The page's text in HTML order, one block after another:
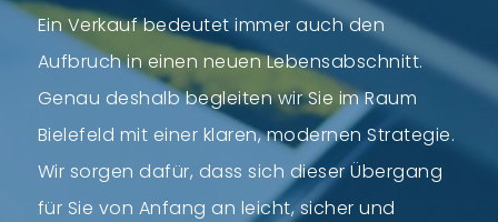
Ein Verkauf bedeutet immer auch den
Aufbruch in einen neuen Lebensabschnitt.
Genau deshalb begleiten wir Sie im Raum
Bielefeld mit einer klaren, modernen Strategie.
Wir sorgen dafür, dass sich dieser Übergang
für Sie von Anfang an leicht, sicher und